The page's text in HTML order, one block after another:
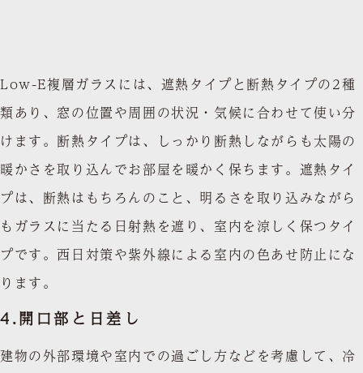
Low-E複層ガラスには、遮熱タイプと断熱タイプの2種
類あり、窓の位置や周囲の状況・気候に合わせて使い分
けます。断熱タイプは、しっかり断熱しながらも太陽の
暖かさを取り込んでお部屋を暖かく保ちます。遮熱タイ
プは、断熱はもちろんのこと、明るさを取り込みながら
もガラスに当たる日射熱を遮り、室内を涼しく保つタイ
プです。西日対策や紫外線による室内の色あせ防止にな
ります。
4.開口部と日差し
建物の外部環境や室内での過ごし方などを考慮して、冷